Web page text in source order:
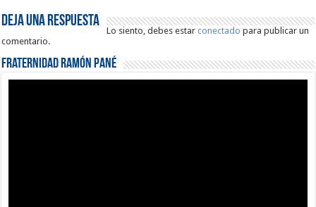
Deja una respuesta
Lo siento, debes estarconectado para publicar un
comentario.
Fraternidad Ramón Pané